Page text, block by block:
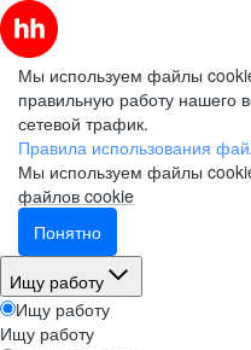
Мы используем файлы
правильную работу нашего
сетевой трафик.
Правила использования
Мы используем файлы
файлов cookie
Понятно
Ищу работу
Ищу работу
Ищу работу